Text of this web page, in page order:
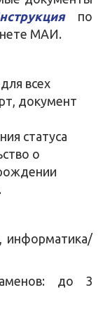
по
МАИ.
всех
документ
статуса
о
информатика/
до 3